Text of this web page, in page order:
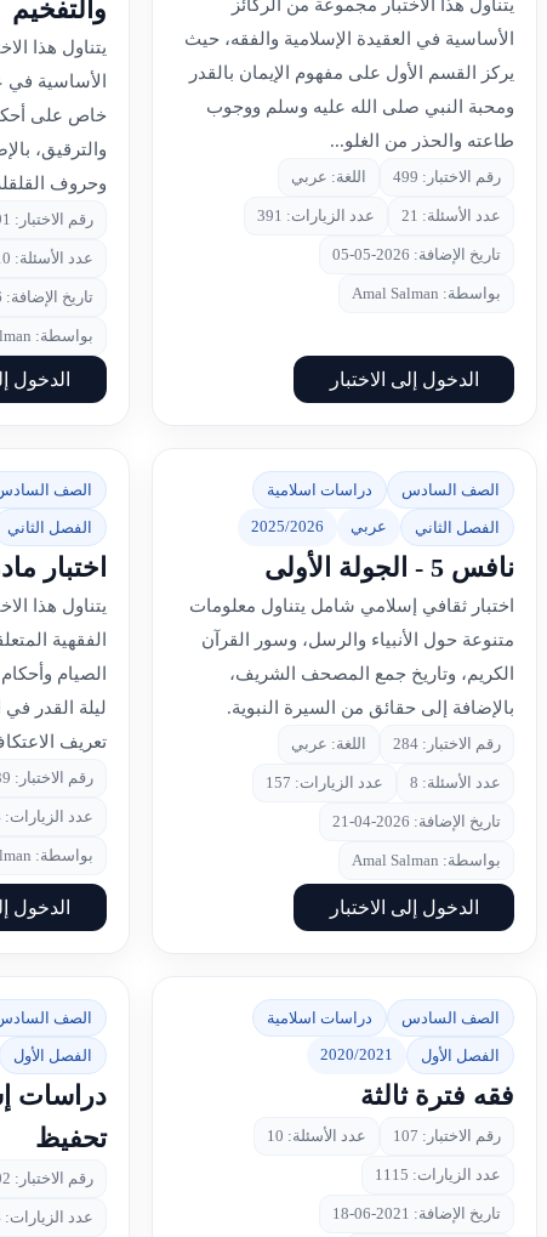
يتناول هذا الاختبار مجموعة من الركائز
الأساسية في العقيدة الإسلامية والفقه، حيث
يركز القسم الأول على مفهوم الإيمان بالقدر
ومحبة النبي صلى الله عليه وسلم ووجوب
طاعته والحذر من الغلو...
رقم الاختبار: 499 اللغة: عربي
عدد الأسئلة: 21 عدد الزيارات: 391
تاريخ الإضافة: 2026-05-05
بواسطة: Amal Salman
الدخول إلى الاختبار
والتفخيم
يتناول هذا
الأساسية في
خاص على
والترقيق،
وحروف
رقم الاختبار: 491
عدد الأسئلة: 10
تاريخ الإضافة: 2026-05-02
بواسطة: Amal Salman
الدخول
الصف السادس دراسات اسلامية
الفصل الثاني عربي 2025/2026
نافس 5 - الجولة الأولى
اختبار ثقافي إسلامي شامل يتناول معلومات
متنوعة حول الأنبياء والرسل، وسور القرآن
الكريم، وتاريخ جمع المصحف الشريف،
بالإضافة إلى حقائق من السيرة النبوية.
رقم الاختبار: 284 اللغة: عربي
عدد الأسئلة: 8 عدد الزيارات: 157
تاريخ الإضافة: 2026-04-21
بواسطة: Amal Salman
الدخول إلى الاختبار
الصف
الفصل الثاني
اختبار
يتناول هذا
الفقهية
الصيام
ليلة القدر
تعريف
رقم الاختبار: 239
عدد الزيارات: 244
بواسطة: Amal Salman
الدخول
الصف السادس دراسات اسلامية
الفصل الأول 2020/2021
فقه فترة ثالثة
رقم الاختبار: 107 عدد الأسئلة: 10
عدد الزيارات: 1115
تاريخ الإضافة: 2021-06-18
الصف
الفصل الأول
دراسات
تحفيظ
رقم الاختبار: 102
عدد الزيارات: 1734